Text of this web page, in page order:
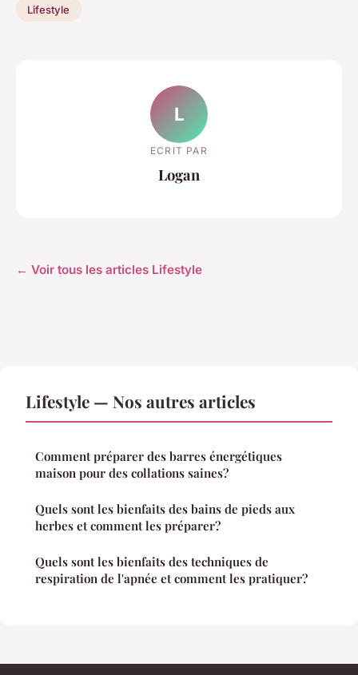
Lifestyle
L
ECRIT PAR
Logan
← Voir tous les articles Lifestyle
Lifestyle — Nos autres articles
Comment préparer des barres énergétiques
maison pour des collations saines?
Quels sont les bienfaits des bains de pieds aux
herbes et comment les préparer?
Quels sont les bienfaits des techniques de
respiration de l'apnée et comment les pratiquer?